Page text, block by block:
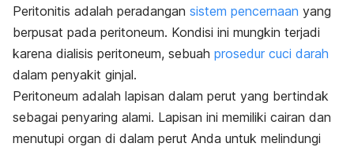
Diagnosis
Pengobatan di rumah
Peritonitis adalah peradangan sistem pencernaan yang
berpusat pada peritoneum. Kondisi ini mungkin terjadi
karena dialisis peritoneum, sebuah prosedur cuci darah
dalam penyakit ginjal.
Peritoneum adalah lapisan dalam perut yang bertindak
sebagai penyaring alami. Lapisan ini memiliki cairan dan
menutupi organ di dalam perut Anda untuk melindungi